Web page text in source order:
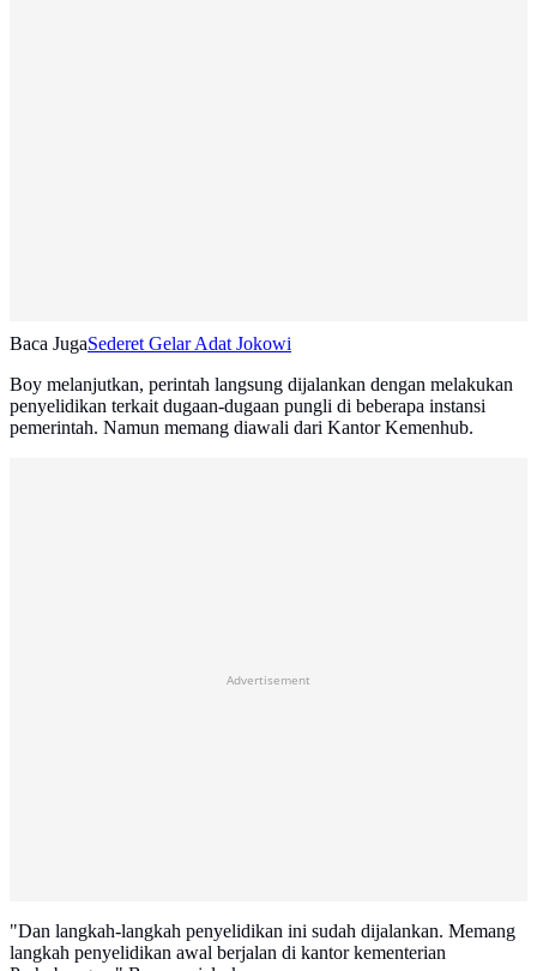
Baca JugaSederet Gelar Adat Jokowi
Boy melanjutkan, perintah langsung dijalankan dengan melakukan
penyelidikan terkait dugaan-dugaan pungli di beberapa instansi
pemerintah. Namun memang diawali dari Kantor Kemenhub.
Advertisement
"Dan langkah-langkah penyelidikan ini sudah dijalankan. Memang
langkah penyelidikan awal berjalan di kantor kementerian